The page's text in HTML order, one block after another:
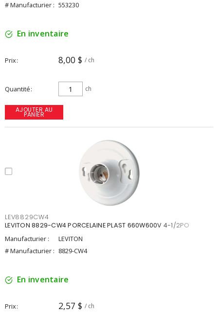
# Manufacturier : 553230
En inventaire
Prix 8,00 $ / ch
Quantité ch
AJOUTER AU
PANIER
LEV8829CW4
LEVITON 8829-CW4 PORCELAINE PLAST 660W600V 4-1/2PO
Manufacturier :
LEVITON
# Manufacturier : 8829-CW4
En inventaire
Prix 2,57 $ / ch